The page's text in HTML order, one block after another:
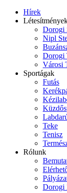
Hírek
Dorogi
Nipl
Dorogi
Városi
Sportágak
Futás
Teke
Tenisz
Rólunk
Dorogi